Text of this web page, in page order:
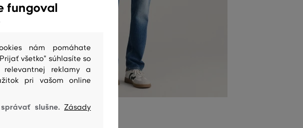
fungoval
nám pomáhate
všetko" súhlasíte so
relevantnej reklamy a
pri vašom online
slušne. Zásady